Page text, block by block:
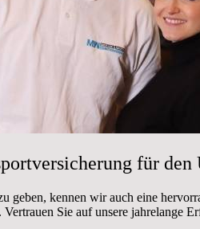
für
geben, kennen wir auch eine
Sie auf unsere jahrelange